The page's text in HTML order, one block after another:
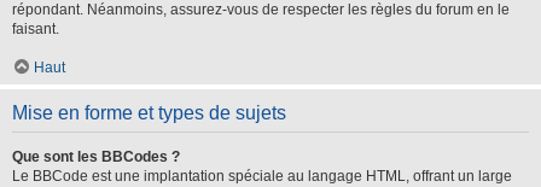
répondant. Néanmoins, assurez-vous de respecter les règles du forum en le
faisant.
Haut
Mise en forme et types de sujets
Que sont les BBCodes ?
Le BBCode est une implantation spéciale au langage HTML, offrant un large